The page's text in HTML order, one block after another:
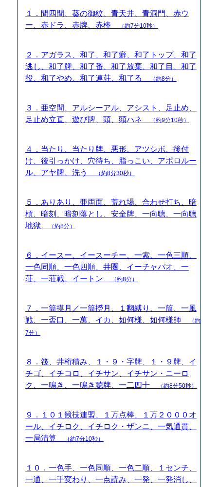
１．間四間、葵の御紋、青天井、青洞門、赤ウ
ー、赤ドラ、赤牌、赤棒
（約7分10秒）
２．アガラス、和了、和了癖、和了トップ、和了
逃し、和了牌、和了番、和了放棄、和了目、和了
役、和了やめ、和了連荘、和了る
（約8分）
３．亜空間、アルシーアル、アシスト、足止め、
足止め立直、遊び牌、頭、頭ハネ
（約9分10秒）
４．当たり、当たり牌、悪形、アツシボ、後付
け、後引っかけ、穴待ち、脂っこい、アポロルー
ル、アヤ牌、洗う
（約8分30秒）
５．ありあり、亜両面、荒れ場、合わせ打ち、暗
槓、暗刻、暗刻落とし、安全牌、一向聴、一向聴
地獄
（約8分）
６．イースー、イースーチー、一索、一色三順、
一色同順、一色四順、井圏、イーチャパオ、一
荘、一荘戦、イートン
（約8分）
７．一筒摸月／一筒撈月、１翻縛り、一筒、一風
戦、一盃口、一萬、イカ、如何様、如何様師
（約
7分）
８．筏、井桁積み、１・９・字牌、１・９牌、イ
チゴ、イチコロ、イチサン、イチサン・ニーロ
ク、一鳴き、一鳴き聴牌、一二四十
（約8分50秒）
９．１０１競技連盟、１万点棒、１万２０００オ
ール、イチロク、イチロク・ザンニ、一気通貫、
一局清算
（約7分10秒）
１０．一色手、一色同順、一色二順、１センチ、
一通、一手変わり、一点読み、一発、一発消し、